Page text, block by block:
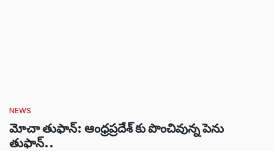
NEWS
మోచా తుఫాన్: ఆంధ్రప్రదేశ్ కు పొంచివున్న పెను
తుఫాన్..